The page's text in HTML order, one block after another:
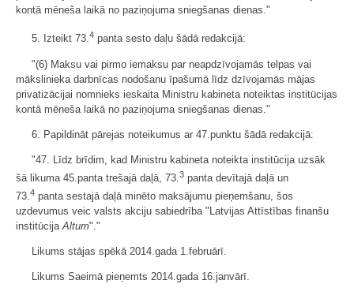
kontā mēneša laikā no paziņojuma sniegšanas dienas."
5. Izteikt 73.4 panta sesto daļu šādā redakcijā:
"(6) Maksu vai pirmo iemaksu par neapdzīvojamās telpas vai
mākslinieka darbnīcas nodošanu īpašumā līdz dzīvojamās mājas
privatizācijai nomnieks ieskaita Ministru kabineta noteiktas institūcijas
kontā mēneša laikā no paziņojuma sniegšanas dienas."
6. Papildināt pārejas noteikumus ar 47.punktu šādā redakcijā:
"47. Līdz brīdim, kad Ministru kabineta noteikta institūcija uzsāk
šā likuma 45.panta trešajā daļā, 73. 3 panta devītajā daļā un
73.4 panta sestajā daļā minēto maksājumu pieņemšanu, šos
uzdevumus veic valsts akciju sabiedrība "Latvijas Attīstības finanšu
institūcijaAltum"."
Likums stājas spēkā 2014.gada 1.februārī.
Likums Saeimā pieņemts 2014.gada 16.janvārī.